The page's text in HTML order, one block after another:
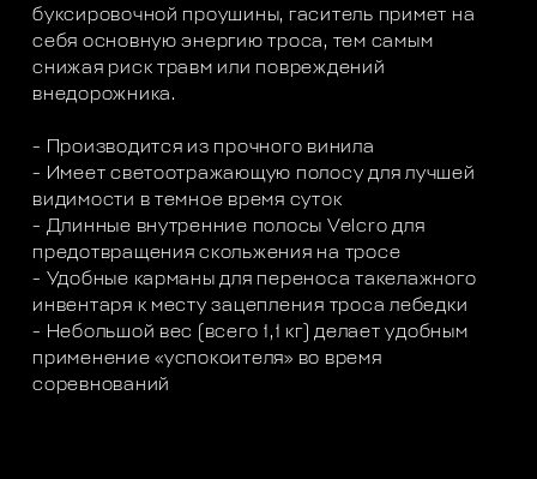
буксировочной проушины, гаситель примет на
себя основную энергию троса, тем самым
снижая риск травм или повреждений
внедорожника.
- Производится из прочного винила
- Имеет светоотражающую полосу для лучшей
видимости в темное время суток
- Длинные внутренние полосы Velcro для
предотвращения скольжения на тросе
- Удобные карманы для переноса такелажного
инвентаря к месту зацепления троса лебедки
- Небольшой вес (всего 1,1 кг) делает удобным
применение «успокоителя» во время
соревнований